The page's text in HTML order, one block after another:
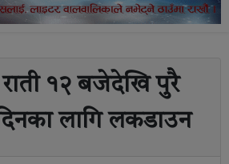
१२ बजेदेखि पुरै
लागि लकडाउन